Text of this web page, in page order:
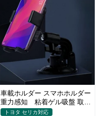
車載ホルダー スマホホルダー
重力感知 粘着ゲル吸盤 取り
付け簡単 360度回転
トヨタ セリカ対応